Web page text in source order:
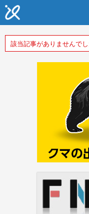
該当記事がありませんで